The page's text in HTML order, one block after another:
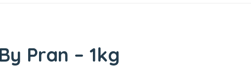
Pran – 1kg